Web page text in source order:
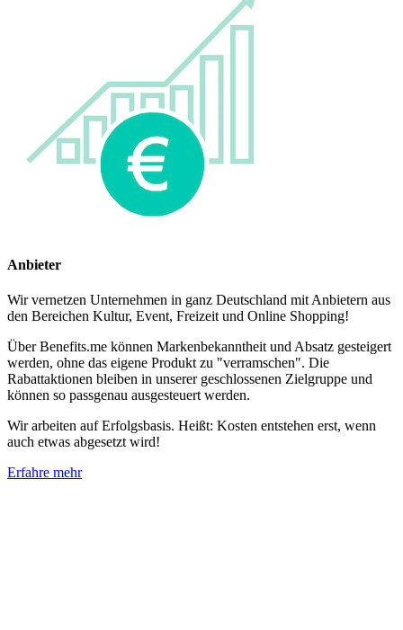
Anbieter
Wir vernetzen Unternehmen in ganz Deutschland mit Anbietern aus
den Bereichen Kultur, Event, Freizeit und Online Shopping!
Über Benefits.me können Markenbekanntheit und Absatz gesteigert
werden, ohne das eigene Produkt zu "verramschen". Die
Rabattaktionen bleiben in unserer geschlossenen Zielgruppe und
können so passgenau ausgesteuert werden.
Wir arbeiten auf Erfolgsbasis. Heißt: Kosten entstehen erst, wenn
auch etwas abgesetzt wird!
Erfahre mehr